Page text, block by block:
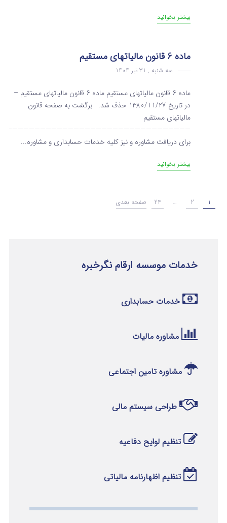
بیشتر بخوانید
ماده 6 قانون مالیاتهای مستقیم
سه شنبه , 31 تیر 1404
ماده 6 قانون مالیاتهای مستقیم ماده 6 قانون مالیاتهای مستقیم –
در تاریخ 1380/11/27 حذف شد. برگشت به صفحه قانون
مالیاتهای مستقیم
برای دریافت مشاوره و نیز کلیه خدمات حسابداری و مشاوره...
بیشتر بخوانید
1
2
…
24 صفحه بعدی
خدمات موسسه ارقام نگرخبره
خدمات حسابداری
مشاوره مالیات
مشاوره تامین اجتماعی
طراحی سیستم مالی
تنظیم لوایح دفاعیه
تنظیم اظهارنامه مالیاتی